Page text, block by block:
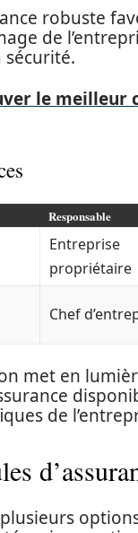
robuste
de
sécurité.
le meilleur
Responsable
Entreprise
propriétaire
Chef
met en
de